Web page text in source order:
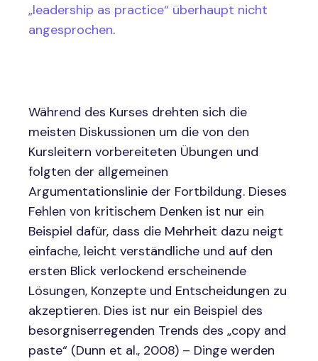
„leadership as practice“ überhaupt nicht
angesprochen.
Während des Kurses drehten sich die
meisten Diskussionen um die von den
Kursleitern vorbereiteten Übungen und
folgten der allgemeinen
Argumentationslinie der Fortbildung. Dieses
Fehlen von kritischem Denken ist nur ein
Beispiel dafür, dass die Mehrheit dazu neigt
einfache, leicht verständliche und auf den
ersten Blick verlockend erscheinende
Lösungen, Konzepte und Entscheidungen zu
akzeptieren. Dies ist nur ein Beispiel des
besorgniserregenden Trends des „copy and
paste“ (Dunn et al., 2008) – Dinge werden